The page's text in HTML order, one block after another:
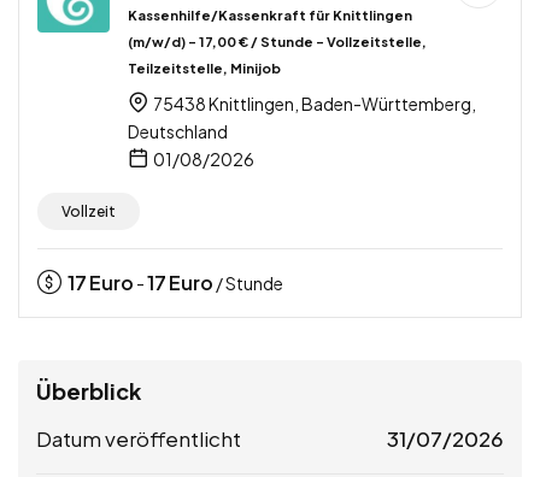
Kassenhilfe/Kassenkraft für Knittlingen
(m/w/d) – 17,00 € / Stunde – Vollzeitstelle,
Teilzeitstelle, Minijob
75438 Knittlingen, Baden-Württemberg,
Deutschland
01/08/2026
Vollzeit
17Euro -17Euro / Stunde
Überblick
Datum veröffentlicht 31/07/2026